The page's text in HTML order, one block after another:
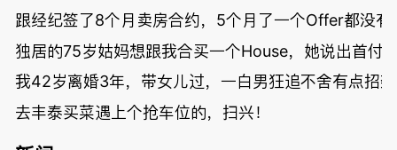
跟经纪签了8个月卖房合约，5个月了一个Offer都没有
独居的75岁姑妈想跟我合买一个House，她说出首付
我42岁离婚3年，带女儿过，一白男狂追不舍有点招
去丰泰买菜遇上个抢车位的，扫兴！